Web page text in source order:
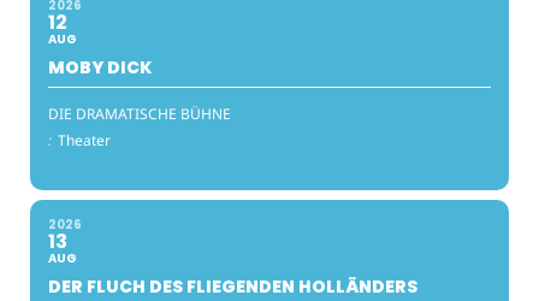
2026
12
AUG
MOBY DICK
DIE DRAMATISCHE BÜHNE
: Theater
2026
13
AUG
DER FLUCH DES FLIEGENDEN HOLLÄNDERS